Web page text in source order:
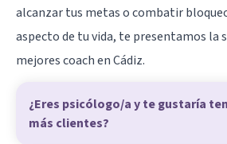
alcanzar tus metas o combatir
aspecto de tu vida, te presentamos la
mejores coach en Cádiz.
¿Eres psicólogo/a y te gustaría
más clientes?